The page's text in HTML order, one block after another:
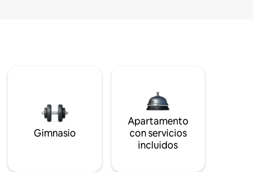
Gimnasio
Apartamento
con servicios
incluidos